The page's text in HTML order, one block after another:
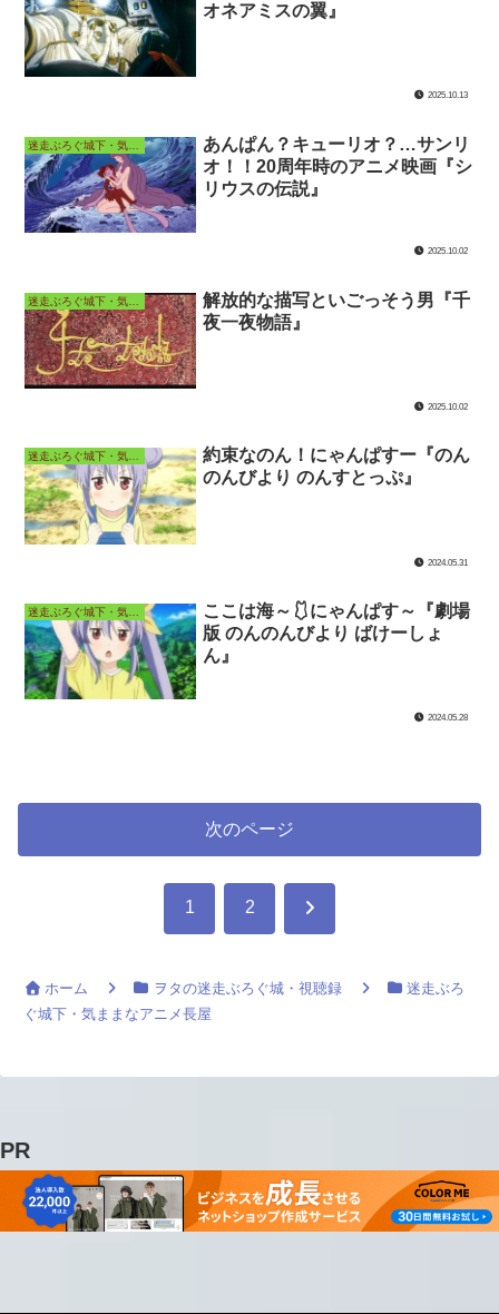
オネアミスの翼』
2025.10.13
あんぱん？キューリオ？…サンリ
オ！！20周年時のアニメ映画『シ
リウスの伝説』
2025.10.02
解放的な描写といごっそう男『千
夜一夜物語』
2025.10.02
迷走ぶろぐ城下・気ままなアニメ長屋
約束なのん！にゃんぱすー『のん
のんびより のんすとっぷ』
2024.05.31
ここは海～🩱にゃんぱす～『劇場
版 のんのんびより ばけーしょ
ん』
2024.05.28
次のページ
1 2 次
ホーム ヲタの迷走ぶろぐ城・視聴録
迷走ぶろ
ぐ城下・気ままなアニメ長屋
PR